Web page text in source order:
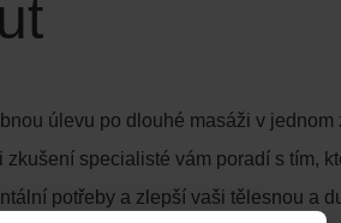
úlevu po dlouhé masáži v jednom
zkušení specialisté vám poradí s tím,
potřeby a zlepší vaši tělesnou a